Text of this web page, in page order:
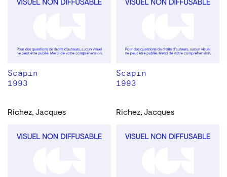
Scapin
1993
Scapin
1993
Richez, Jacques Richez, Jacques